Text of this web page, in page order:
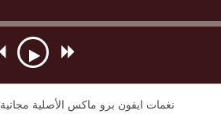
نغمات ايفون برو ماكس الأصلية مجانية